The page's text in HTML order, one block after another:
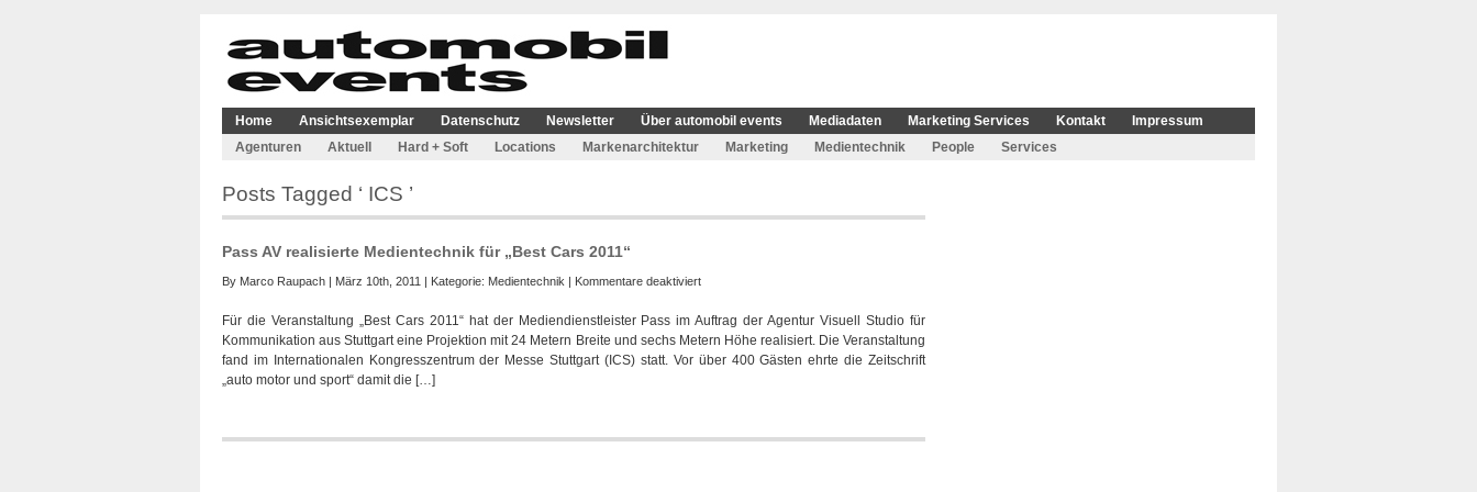
Home Ansichtsexemplar Datenschutz Newsletter Über automobil events Mediadaten Marketing Services Kontakt
Impressum
Agenturen
Aktuell Hard + Soft Locations Markenarchitektur Marketing Medientechnik People Services
Posts Tagged ‘ ICS ’
Pass AV realisierte Medientechnik für „Best Cars 2011“
By Marco Raupach | März 10th, 2011 | Kategorie: Medientechnik | Kommentare deaktiviertfür
AV
realisierte
Medientechnik
2011“
Für die Veranstaltung „Best Cars 2011“ hat der Mediendienstleister Pass im Auftrag der Agentur Visuell Studio für
Kommunikation aus Stuttgart eine Projektion mit 24 Metern Breite und sechs Metern Höhe realisiert. Die Veranstaltung
fand im Internationalen Kongresszentrum der Messe Stuttgart (ICS) statt. Vor über 400 Gästen ehrte die Zeitschrift
„auto motor und sport“ damit die […]